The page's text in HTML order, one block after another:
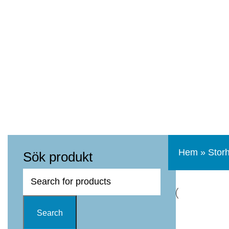
Sök produkt
Search
Hem »